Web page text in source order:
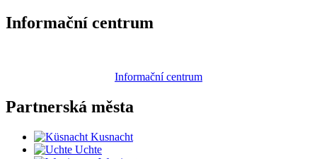
Informační centrum
Informační centrum
Partnerská města
Kusnacht
Uchte